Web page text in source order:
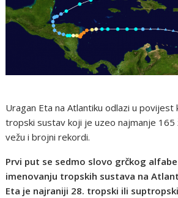
Uragan Eta na Atlantiku odlazi u povijest
tropski sustav koji je uzeo najmanje 165
vežu i brojni rekordi.
Prvi put se sedmo slovo grčkog
imenovanju tropskih sustava na
Eta je najraniji 28. tropski ili